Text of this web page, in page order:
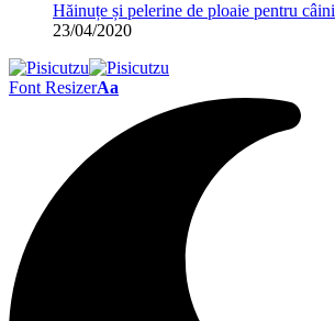
Hăinuțe și pelerine de ploaie pentru câini
23/04/2020
Font ResizerAa